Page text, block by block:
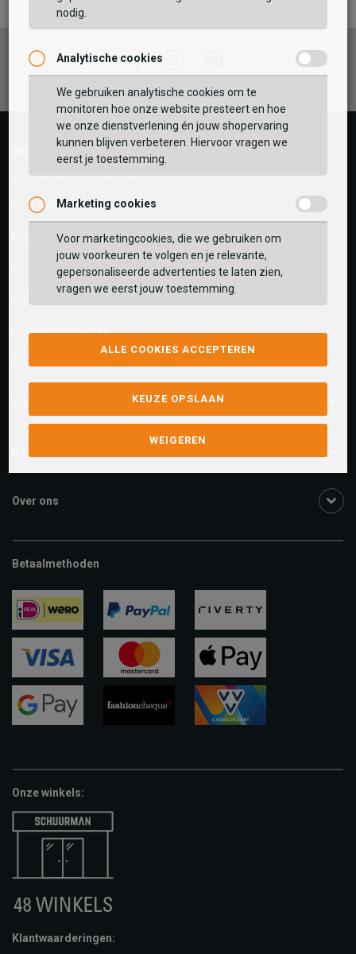
GEBRUIK MIJN LOCATIE
Zoek op postcode of gebruik jouw locatie om de
voorraad in een van onze winkels te bekijken.
BEKIJK WINKELTAS
VERDER WINKELEN
Vaak samen gekocht metFacebook
Wij helpen je graag!
Klantenservice is gesloten
Telefoon
0545-280081
E-mail Antwoord binnen 24 uur
webshop@schuurman-schoenen.nl
Over ons
Betaalmethoden
ideal paypal riverty
visa
apple-
pay
Onze winkels:
Klantwaarderingen:
nodig.
Analytische cookies
We gebruiken analytische cookies om te
monitoren hoe onze website presteert en hoe
we onze dienstverlening én jouw shopervaring
kunnen blijven verbeteren. Hiervoor vragen we
eerst je toestemming.
Marketing cookies
Voor marketingcookies, die we gebruiken om
jouw voorkeuren te volgen en je relevante,
gepersonaliseerde advertenties te laten zien,
vragen we eerst jouw toestemming.
ALLE COOKIES ACCEPTEREN
KEUZE OPSLAAN
WEIGEREN